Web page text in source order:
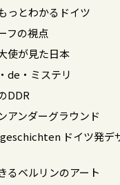
っとわかるドイツ
フの視点
使が見た日本
de・ミステリ
DDR
アンダーグラウンド
ドイツ発デ
るベルリンのアート